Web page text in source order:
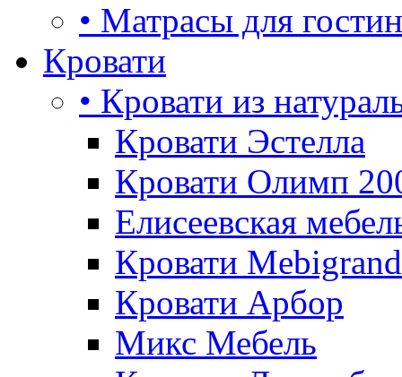
• Матрасы для
Кровати
• Кровати из
Кровати Эстелла
Кровати Олимп
Елисеевская
Кровати Mebigrand
Кровати Арбор
Микс Мебель